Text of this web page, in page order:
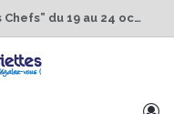
1er Édition de “La Semaine des Chefs” du 19 au 24 octobre 2026